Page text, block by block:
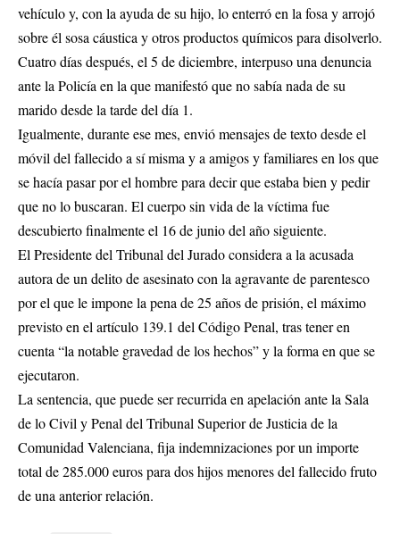
vehículo y, con la ayuda de su hijo, lo enterró en la fosa y arrojó
sobre él sosa cáustica y otros productos químicos para disolverlo.
Cuatro días después, el 5 de diciembre, interpuso una denuncia
ante la Policía en la que manifestó que no sabía nada de su
marido desde la tarde del día 1.
Igualmente, durante ese mes, envió mensajes de texto desde el
móvil del fallecido a sí misma y a amigos y familiares en los que
se hacía pasar por el hombre para decir que estaba bien y pedir
que no lo buscaran. El cuerpo sin vida de la víctima fue
descubierto finalmente el 16 de junio del año siguiente.
El Presidente del Tribunal del Jurado considera a la acusada
autora de un delito de asesinato con la agravante de parentesco
por el que le impone la pena de 25 años de prisión, el máximo
previsto en el artículo 139.1 del Código Penal, tras tener en
cuenta “la notable gravedad de los hechos” y la forma en que se
ejecutaron.
La sentencia, que puede ser recurrida en apelación ante la Sala
de lo Civil y Penal del Tribunal Superior de Justicia de la
Comunidad Valenciana, fija indemnizaciones por un importe
total de 285.000 euros para dos hijos menores del fallecido fruto
de una anterior relación.